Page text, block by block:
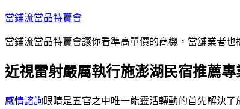
跳
主
內
當鋪流當品特賣會
當鋪流當品特賣會讓你看準高單價的商機，當舖業者也
近視雷射嚴厲執行施澎湖民宿推薦
感情諮詢眼睛是五官之中唯一能靈活轉動的首先解決了